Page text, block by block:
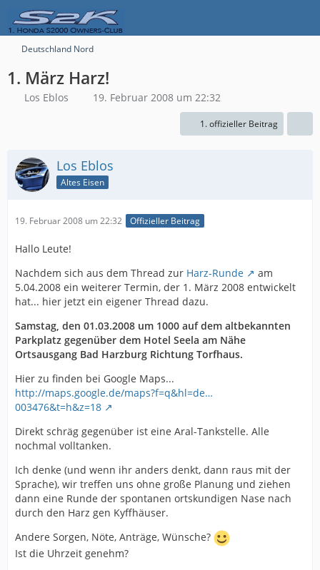
Deutschland Nord
1. März Harz!
Los Eblos 19. Februar 2008 um 22:32
1. offizieller Beitrag
Los Eblos
Altes Eisen
19. Februar 2008 um 22:32 Offizieller Beitrag
Hallo Leute!
Nachdem sich aus dem Thread zur Harz-Runde
am
5.04.2008 ein weiterer Termin, der 1. März 2008 entwickelt
hat... hier jetzt ein eigener Thread dazu.
Samstag, den 01.03.2008 um 1000 auf dem altbekannten
Parkplatz gegenüber dem Hotel Seela am Nähe
Ortsausgang Bad Harzburg Richtung Torfhaus.
Hier zu finden bei Google Maps...
http://maps.google.de/maps?f=q&hl=de…
003476&t=h&z=18
Direkt schräg gegenüber ist eine Aral-Tankstelle. Alle
nochmal volltanken.
Ich denke (und wenn ihr anders denkt, dann raus mit der
Sprache), wir treffen uns ohne große Planung und ziehen
dann eine Runde der spontanen ortskundigen Nase nach
durch den Harz gen Kyffhäuser.
Andere Sorgen, Nöte, Anträge, Wünsche?
Ist die Uhrzeit genehm?